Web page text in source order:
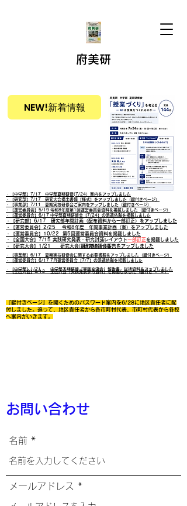
府美研
NEW!新着情報
・【中学部】7/17 中学部夏期研修(7/24）案内をアップしました
・【研究部】7/17 研究大会提出書類【様式】をアップしました（鍵付きページ）
・【事業部】7/11 夏期実技研修会ご案内をアップしました（鍵付きページ）
・【運営委員会】5/19 令和8年度第1回運営委員会資料を掲載しました（鍵付きページ）
・【運営委員会】6/17 中学部夏期研修会【7/24】の派遣依頼を掲載しました
・【研究部】6/17 研究部年間計画（配布資料から一部訂正）をアップしました
・【運営委員会】2/25 令和8年度 年間事業計画（案）をアップしました
・【運営委員会】10/22 第5回運営委員会資料を掲載しました
・【研究大会】1/21 研究大会 研究協議会報告をアップしました
・【全国大会】7/15 実践研究発表・研究討議レイアウト一部訂正 を掲載しました
​ （鍵付きページ）
・【事業部】6/17 夏期実技研修会に関する必要書類をアップしました（鍵付きページ）
・【運営委員会】6/17 7月運営委員会【7/7】の派遣依頼を掲載しました
・【全国大会】6/12 全国大会「実践発表参考資料」を掲載しました（鍵付きページ）
・【中学部】1/21 中学部冬期研修「実践交流会」報告書・総括資料をアップしました
『鍵付きページ』を開くためのパスワード案内を6/28に地区責任者に配
付しました。追って、地区責任者から各市町村代表、市町村代表から各校
へ案内がいきます。
お問い合わせ
名前
メールアドレス